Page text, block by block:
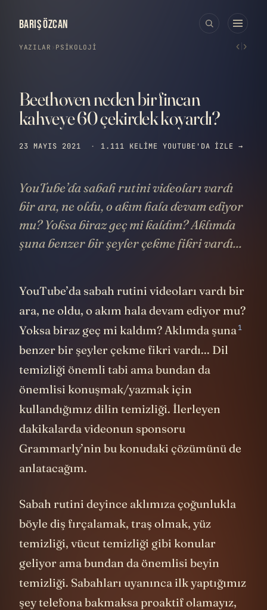
BARIŞ ÖZCAN
YAZILAR PSIKOLOJI ‹ ›
Beethoven neden bir fincan
kahveye 60 çekirdek koyardı?
23 MAYIS 2021 · 1.111 KELIME YOUTUBE'DA IZLE →
YouTube’da sabah rutini videoları vardı
bir ara, ne oldu, o akım hala devam ediyor
mu? Yoksa biraz geç mi kaldım? Aklımda
şuna benzer bir şeyler çekme fikri vardı...
YouTube’da sabah rutini videoları vardı bir
ara, ne oldu, o akım hala devam ediyor mu?
Yoksa biraz geç mi kaldım? Aklımda şuna1
benzer bir şeyler çekme fikri vardı... Dil
temizliği önemli tabi ama bundan da
önemlisi konuşmak/yazmak için
kullandığımız dilin temizliği. İlerleyen
dakikalarda videonun sponsoru
Grammarly’nin bu konudaki çözümünü de
anlatacağım.
Sabah rutini deyince aklımıza çoğunlukla
böyle diş fırçalamak, traş olmak, yüz
temizliği, vücut temizliği gibi konular
geliyor ama bundan da önemlisi beyin
temizliği. Sabahları uyanınca ilk yaptığımız
şey telefona bakmaksa proaktif olamayız,